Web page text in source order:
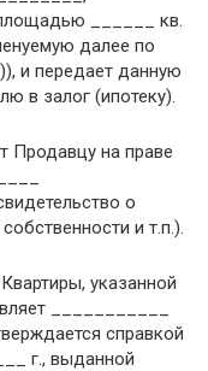
______ кв.
далее по
и передает данную
в залог (ипотеку).
Продавцу на праве
о
и т.п.).
указанной
___________
справкой
г., выданной